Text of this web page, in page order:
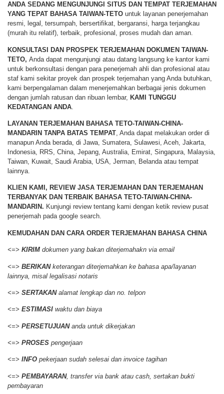
ANDA SEDANG MENGUNJUNGI SITUS DAN TEMPAT TERJEMAHAN
YANG TEPAT BAHASA TAIWAN-TETO untuk layanan penerjemahan
resmi, legal, tersumpah, bersertifikat, bergaransi, harga terjangkau
(murah itu relatif), terbaik, profesional, proses mudah dan aman.
KONSULTASI DAN PROSPEK TERJEMAHAN DOKUMEN TAIWAN-
TETO, Anda dapat mengunjungi atau datang langsung ke kantor kami
untuk berkonsultasi dengan para penerjemah ahli dan profesional atau
staf kami sekitar proyek dan prospek terjemahan yang Anda butuhkan,
kami berpengalaman dalam menerjemahkan berbagai jenis dokumen
dengan jumlah ratusan dan ribuan lembar, KAMI TUNGGU
KEDATANGAN ANDA
LAYANAN TERJEMAHAN BAHASA TETO-TAIWAN-CHINA-
MANDARIN TANPA BATAS TEMPAT , Anda dapat melakukan order di
manapun Anda berada, di Jawa, Sumatera, Sulawesi, Aceh, Jakarta,
Indonesia, RRS, China, Jepang, Australia, Emirat, Singapura, Malaysia,
Taiwan, Kuwait, Saudi Arabia, USA, Jerman, Belanda atau tempat
lainnya.
KLIEN KAMI, REVIEW JASA TERJEMAHAN DAN TERJEMAHAN
TERBANYAK DAN TERBAIK BAHASA TETO-TAIWAN-CHINA-
MANDARIN. Kunjungi review tentang kami dengan ketik review pusat
penerjemah pada google search.
KEMUDAHAN DAN CARA ORDER TERJEMAHAN BAHASA CHINA
<=> KIRIM dokumen yang bakan diterjemahakn via email
<=> BERIKANketerangan diterjemahkan ke bahasa apa/layanan
lainnya, misal legalisasi notaris
<=> SERTAKANalamat lengkap dan no. telpon
<=> ESTIMASI waktu dan biaya
<=> PERSETUJUANanda untuk dikerjakan
<=> PROSES pengerjaan
<=> INFO pekerjaan sudah selesai dan invoice tagihan
<=> PEMBAYARAN, transfer via bank atau cash, sertakan bukti
pembayaran